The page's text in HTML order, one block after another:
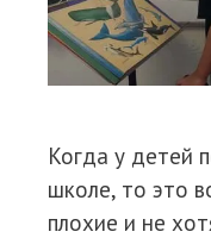
Когда у детей
школе, то это
плохие и не